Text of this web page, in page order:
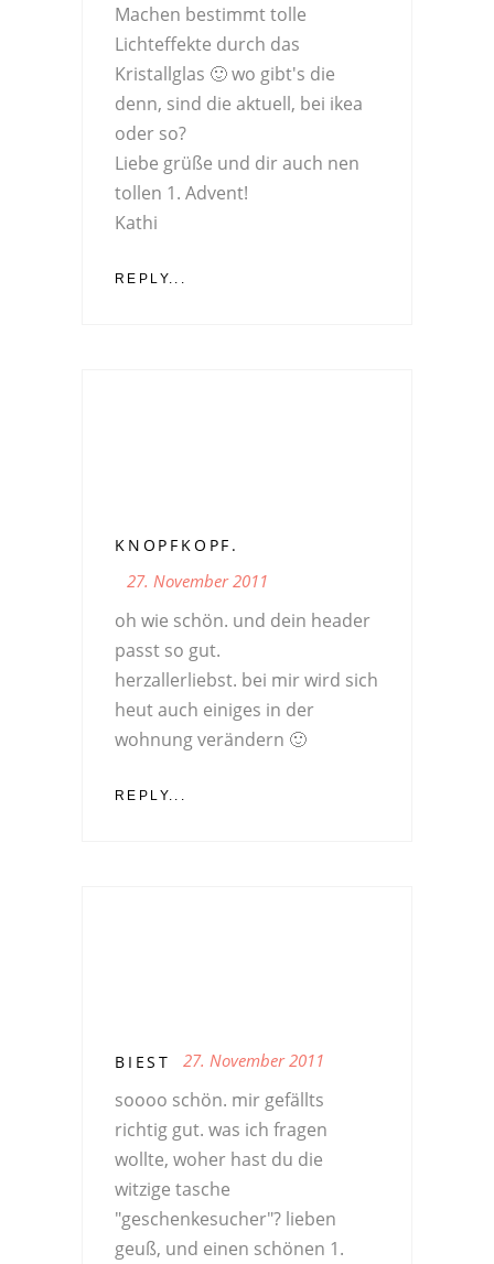
Machen bestimmt tolle
Lichteffekte durch das
Kristallglas 🙂 wo gibt's die
denn, sind die aktuell, bei ikea
oder so?
Liebe grüße und dir auch nen
tollen 1. Advent!
Kathi
REPLY...
KNOPFKOPF.
27. November 2011
oh wie schön. und dein header
passt so gut.
herzallerliebst. bei mir wird sich
heut auch einiges in der
wohnung verändern 🙂
REPLY...
BIEST 27. November 2011
soooo schön. mir gefällts
richtig gut. was ich fragen
wollte, woher hast du die
witzige tasche
"geschenkesucher"? lieben
geuß, und einen schönen 1.